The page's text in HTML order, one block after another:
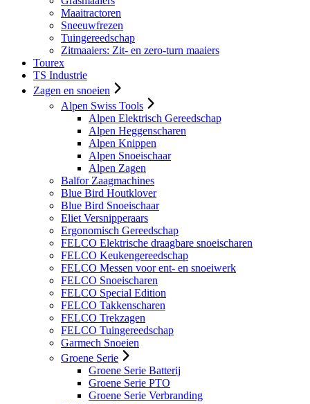
Maaitractoren
Sneeuwfrezen
Tuingereedschap
Zitmaaiers: Zit- en zero-turn maaiers
Tourex
TS Industrie
Zagen en snoeien
Alpen Swiss Tools
Alpen Elektrisch Gereedschap
Alpen Heggenscharen
Alpen Knippen
Alpen Snoeischaar
Alpen Zagen
Balfor Zaagmachines
Blue Bird Houtklover
Blue Bird Snoeischaar
Eliet Versnipperaars
Ergonomisch Gereedschap
FELCO Elektrische draagbare snoeischaren
FELCO Keukengereedschap
FELCO Messen voor ent- en snoeiwerk
FELCO Snoeischaren
FELCO Special Edition
FELCO Takkenscharen
FELCO Trekzagen
FELCO Tuingereedschap
Garmech Snoeien
Groene Serie
Groene Serie Batterij
Groene Serie PTO
Groene Serie Verbranding